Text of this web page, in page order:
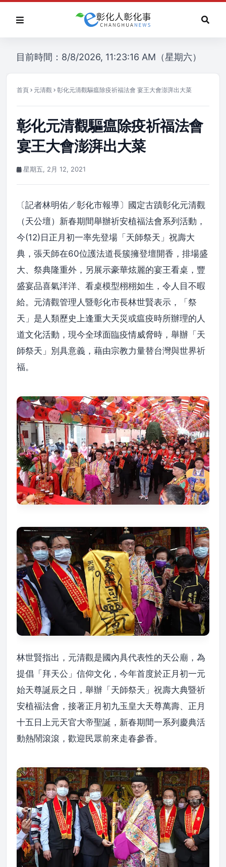
目前時間：8/8/2026, 11:23:16 AM（星期六）
首頁 元清觀 彰化元清觀驅瘟除疫祈福法會 宴王大會澎湃出大菜
彰化元清觀驅瘟除疫祈福法會
宴王大會澎湃出大菜
星期五, 2月 12, 2021
〔記者林明佑／彰化市報導〕國定古蹟彰化元清觀
（天公壇）新春期間舉辦祈安植福法會系列活動，
今(12)日正月初一率先登場「天師祭天」祝壽大
典，張天師在60位護法道長簇擁登壇開香，排場盛
大、祭典隆重外，另展示豪華炫麗的宴王看桌，豐
盛宴品喜氣洋洋、看桌模型栩栩如生，令人目不暇
給。元清觀管理人暨彰化市長林世賢表示，「祭
天」是人類歷史上逢重大天災或瘟疫時所辦理的人
道文化活動，現今全球面臨疫情威脅時，舉辦「天
師祭天」別具意義，藉由宗教力量替台灣與世界祈
福。
林世賢指出，元清觀是國內具代表性的天公廟，為
提倡「拜天公」信仰文化，今年首度於正月初一元
始天尊誕辰之日，舉辦「天師祭天」祝壽大典暨祈
安植福法會，接著正月初九玉皇大天尊萬壽、正月
十五日上元天官大帝聖誕，新春期間一系列慶典活
動熱鬧滾滾，歡迎民眾前來走春參香。